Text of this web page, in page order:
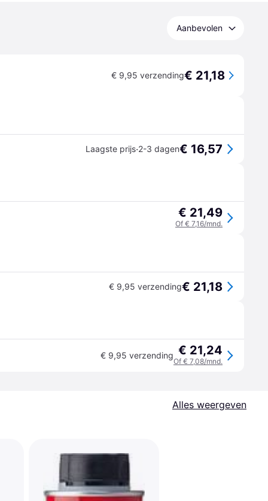
Aanbevolen
€ 9,95 verzending€ 21,18
Laagste prijs·2-3 dagen€ 16,57
€ 21,49
Of € 7,16/mnd.
€ 9,95 verzending€ 21,18
€ 9,95 verzending € 21,24
Of € 7,08/mnd.
Alles weergeven